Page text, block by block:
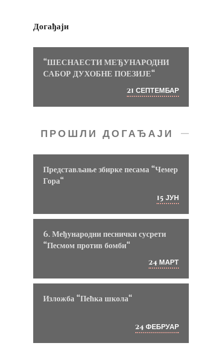
Догађаји
“ШЕСНАЕСТИ МЕЂУНАРОДНИ
САБОР ДУХОБНЕ ПОЕЗИЈЕ“
21 СЕПТЕМБАР
ПРОШЛИ ДОГАЂАЈИ
Представљање збирке песама “Чемер
Гора“
15 ЈУН
6. Међународни песнички сусрети
“Песмом против бомби“
24 МАРТ
Изложба “Пећка школа“
24 ФЕБРУАР